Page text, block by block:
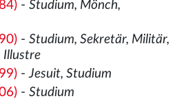
- Studium, Mönch,
- Studium, Sekretär, Militär,
Illustre
-Jesuit, Studium
- Studium